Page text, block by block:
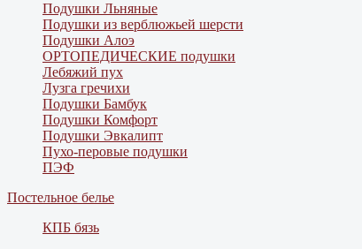
Подушки Льняные
Подушки из верблюжьей шерсти
Подушки Алоэ
ОРТОПЕДИЧЕСКИЕ подушки
Лебяжий пух
Лузга гречихи
Подушки Бамбук
Подушки Комфорт
Подушки Эвкалипт
Пухо-перовые подушки
ПЭФ
Постельное белье
КПБ бязь